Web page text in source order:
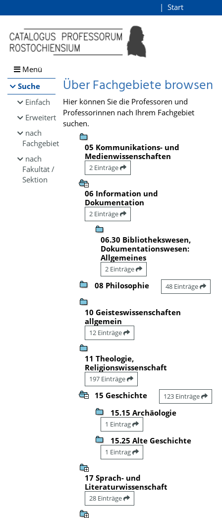
Browsen
direkt zum Inhalt
Start
Menü
Suche
Einfach
Erweitert
nach
Fachgebiet
nach
Fakultät /
Sektion
Über Fachgebiete browsen
Hier können Sie die Professoren und
Professorinnen nach Ihrem Fachgebiet
suchen.
05 Kommunikations- und
Medienwissenschaften
2 Einträge
06 Information und
Dokumentation
2 Einträge
06.30 Bibliothekswesen,
Dokumentationswesen:
Allgemeines
2 Einträge
08 Philosophie 48 Einträge
10 Geisteswissenschaften
allgemein
12 Einträge
11 Theologie,
Religionswissenschaft
197 Einträge
15 Geschichte 123 Einträge
15.15 Archäologie
1 Eintrag
15.25 Alte Geschichte
1 Eintrag
17 Sprach- und
Literaturwissenschaft
28 Einträge